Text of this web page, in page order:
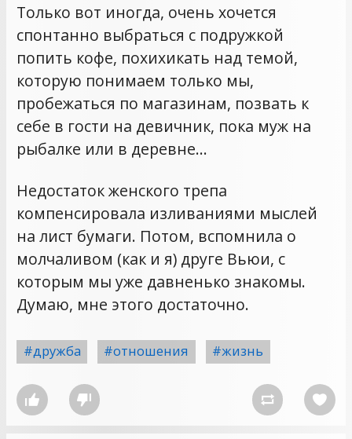
Только вот иногда, очень хочется
спонтанно выбраться с подружкой
попить кофе, похихикать над темой,
которую понимаем только мы,
пробежаться по магазинам, позвать к
себе в гости на девичник, пока муж на
рыбалке или в деревне…
Недостаток женского трепа
компенсировала изливаниями мыслей
на лист бумаги. Потом, вспомнила о
молчаливом (как и я) друге Вьюи, с
которым мы уже давненько знакомы.
Думаю, мне этого достаточно.
#дружба #отношения #жизнь
   